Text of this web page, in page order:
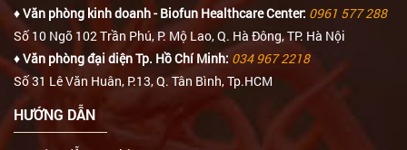
♦ Văn phòng kinh doanh - Biofun Healthcare Center: 0961 577 288
Số 10 Ngõ 102 Trần Phú, P. Mộ Lao, Q. Hà Đông, TP. Hà Nội
♦ Văn phòng đại diện Tp. Hồ Chí Minh: 034 967 2218
Số 31 Lê Văn Huân, P.13, Q. Tân Bình, Tp.HCM
HƯỚNG DẪN